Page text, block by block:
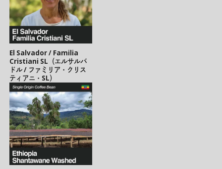
El Salvador / Familia
Cristiani SL（エルサルバ
ドル / ファミリア・クリス
ティアニ・SL）